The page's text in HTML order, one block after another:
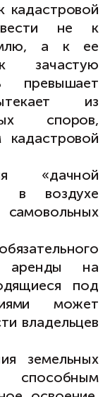
кадастровой
не к
а к ее
зачастую
превышает
из
споров,
«дачной
в воздухе
аренды на
под
может
владельцев
земельных